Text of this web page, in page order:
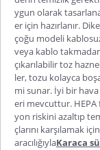
ygun olarak
er için hazırlanır.
çoğu modeli
veya kablo
çıkarılabilir toz
ler, tozu kolayca
mi sunar. İyi bir
eri mevcuttur.
yon riskini azaltıp
çlarını karşılamak
aracılığıylaKaraca